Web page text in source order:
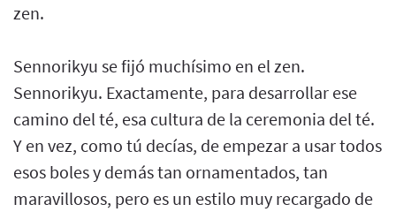
zen.
Sennorikyu se fijó muchísimo en el zen.
Sennorikyu. Exactamente, para desarrollar ese
camino del té, esa cultura de la ceremonia del té.
Y en vez, como tú decías, de empezar a usar todos
esos boles y demás tan ornamentados, tan
maravillosos, pero es un estilo muy recargado de